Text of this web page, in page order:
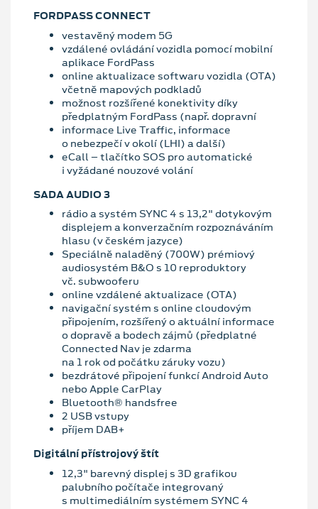
FORDPASS CONNECT
vestavěný modem 5G
vzdálené ovládání vozidla pomocí mobilní
aplikace FordPass
online aktualizace softwaru vozidla (OTA)
včetně mapových podkladů
možnost rozšířené konektivity díky
předplatným FordPass (např. dopravní
informace Live Traffic, informace
o nebezpečí v okolí (LHI) a další)
eCall – tlačítko SOS pro automatické
i vyžádané nouzové volání
SADA AUDIO 3
rádio a systém SYNC 4 s 13,2" dotykovým
displejem a konverzačním rozpoznáváním
hlasu (v českém jazyce)
Speciálně naladěný (700W) prémiový
audiosystém B&O s 10 reproduktory
vč. subwooferu
online vzdálené aktualizace (OTA)
navigační systém s online cloudovým
připojením, rozšířený o aktuální informace
o dopravě a bodech zájmů (předplatné
Connected Nav je zdarma
na 1 rok od počátku záruky vozu)
bezdrátové připojení funkcí Android Auto
nebo Apple CarPlay
Bluetooth® handsfree
2 USB vstupy
příjem DAB+
Digitální přístrojový štít
12,3" barevný displej s 3D grafikou
palubního počítače integrovaný
s multimediálním systémem SYNC 4